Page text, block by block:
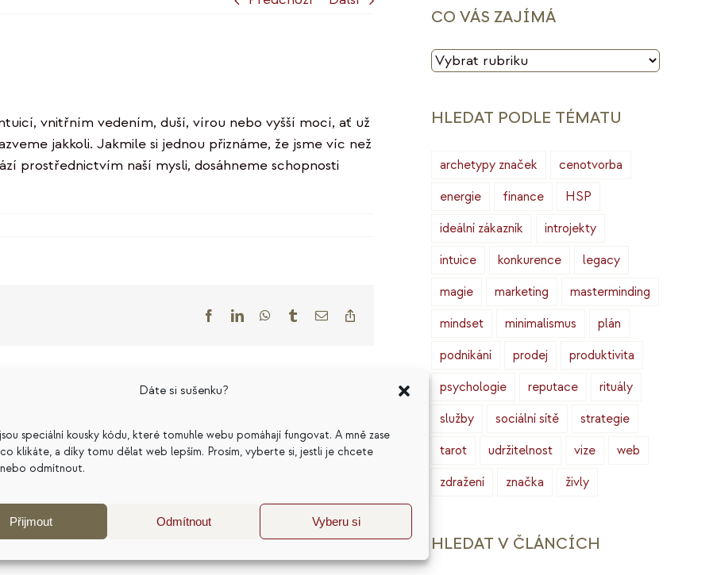
Dáte si sušenku?
speciální kousky kódu, které tomuhle webu pomáhají fungovat. A mně zase
klikáte, a díky tomu dělat web lepším. Prosím, vyberte si, jestli je chcete
odmítnout.
Přijmout Odmítnout Vyberu si
vnitřním vedením, duší, vírou nebo vyšší mocí, ať už
jakkoli. Jakmile si jednou přiznáme, že jsme víc než
prostřednictvím naší mysli, dosáhneme schopnosti
FacebookLinkedInWhatsApp
TumblrE-
službách. Ve své práci propojuji psychologii, cenotvorbu,
dělat lepší podnikatelská rozhodnutí. Nejčastěji
model a dlouhodobou udržitelnost podnikání. Od
a sdílím zkušenosti z více než 20 let práce s
CO VÁS ZAJÍMÁ
CO
HLEDAT PODLE TÉMATU
archetypy značek
cenotvorba
energie
finance
HSP
ideální zákazník
introjekty
intuice
konkurence
legacy
magie
marketing
masterminding
mindset
minimalismus
plán
podnikání
prodej
produktivita
psychologie
reputace
rituály
služby
sociální sítě
strategie
tarot
udržitelnost vize
web
zdražení
značka živly
HLEDAT V ČLÁNCÍCH